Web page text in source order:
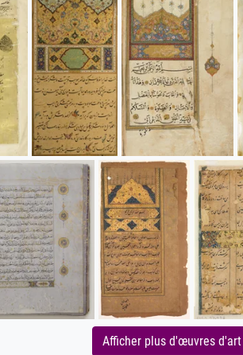
Afficher plus d'œuvres